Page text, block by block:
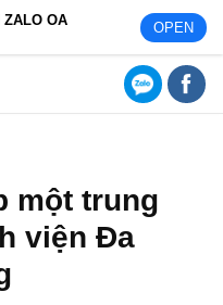
ZALO OA OPEN
một trung
viện Đa